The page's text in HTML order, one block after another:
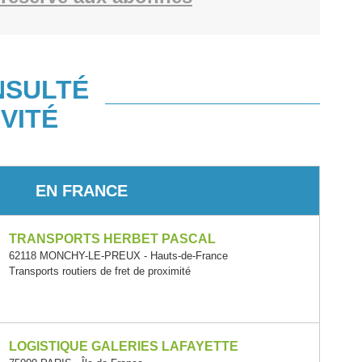
EN FRANCE
TRANSPORTS HERBET PASCAL
62118 MONCHY-LE-PREUX - Hauts-de-France
Transports routiers de fret de proximité
LOGISTIQUE GALERIES LAFAYETTE